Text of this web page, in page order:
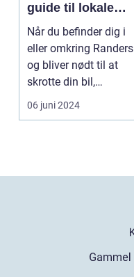
guide til lokale
muligheder
Når du befinder dig i
eller omkring Randers
og bliver nødt til at
skrotte din bil,
gammelt jern elle...
06 juni 2024